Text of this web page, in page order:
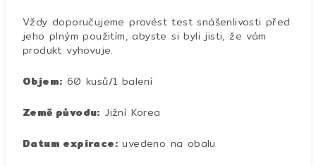
Vždy doporučujeme provést test snášenlivosti před
jeho plným použitím, abyste si byli jisti, že vám
produkt vyhovuje.
Objem: 60 kusů/1 balení
Země původu: Jižní Korea
Datum expirace: uvedeno na obalu